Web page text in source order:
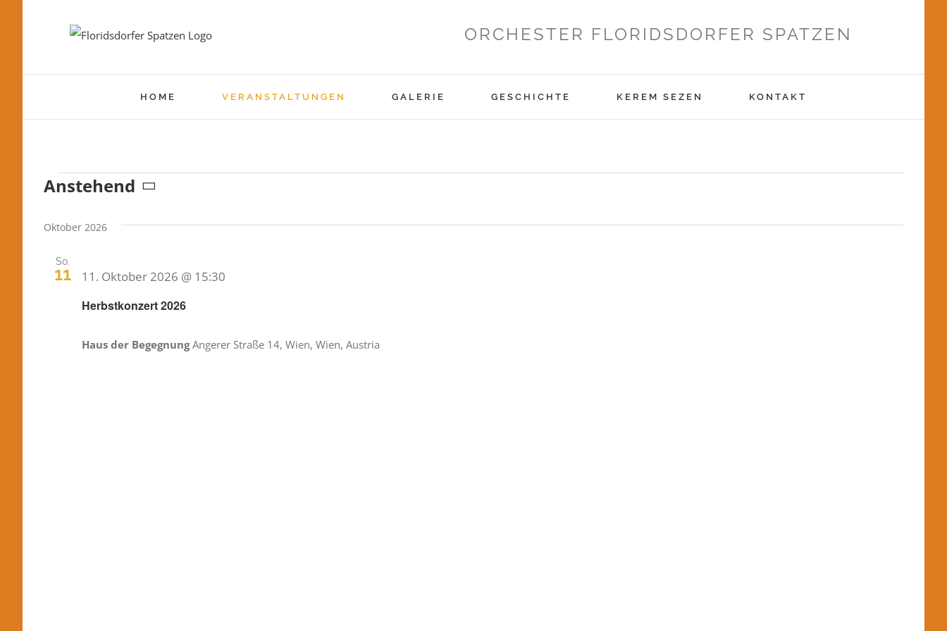
ORCHESTER FLORIDSDORFER SPATZEN
HOME VERANSTALTUNGEN GALERIE GESCHICHTE KEREM SEZEN KONTAKT
Veranstaltungen
Anstehend
wählen.
Oktober 2026
So.
11
Herbstkonzert 2026
11. Oktober 2026 @ 15:30
Haus der BegegnungAngerer Straße 14, Wien, Wien, Austria